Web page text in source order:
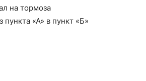
на тормоза
пункта «А» в пункт «Б»